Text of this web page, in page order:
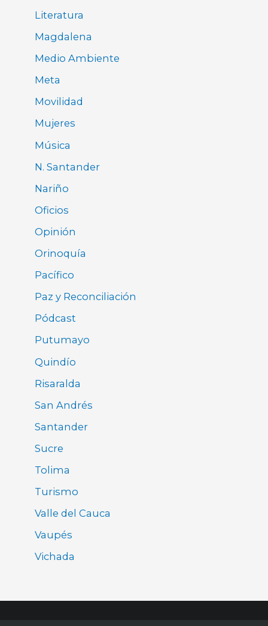
Literatura
Magdalena
Medio Ambiente
Meta
Movilidad
Mujeres
Música
N. Santander
Nariño
Oficios
Opinión
Orinoquía
Pacífico
Paz y Reconciliación
Pódcast
Putumayo
Quindío
Risaralda
San Andrés
Santander
Sucre
Tolima
Turismo
Valle del Cauca
Vaupés
Vichada